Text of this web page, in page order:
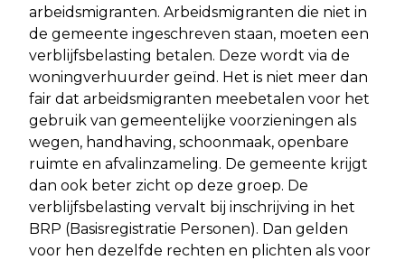
arbeidsmigranten. Arbeidsmigranten die niet in
de gemeente ingeschreven staan, moeten een
verblijfsbelasting betalen. Deze wordt via de
woningverhuurder geïnd. Het is niet meer dan
fair dat arbeidsmigranten meebetalen voor het
gebruik van gemeentelijke voorzieningen als
wegen, handhaving, schoonmaak, openbare
ruimte en afvalinzameling. De gemeente krijgt
dan ook beter zicht op deze groep. De
verblijfsbelasting vervalt bij inschrijving in het
BRP (Basisregistratie Personen). Dan gelden
voor hen dezelfde rechten en plichten als voor